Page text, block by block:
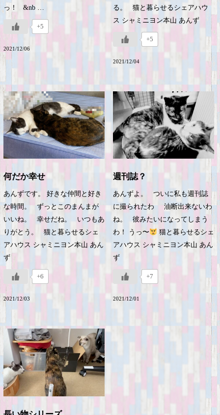
っ！ &nb …
+5
2021/12/06
る。 猫と暮らせるシェアハウ
ス シャミニヨン本山 あんず
+5
2021/12/04
何だか幸せ
あんずです。 好きな仲間と好き
な時間。 ずっとこのまんまが
いいね。 幸せだね。 いつもあ
りがとう。 猫と暮らせるシェ
アハウス シャミニヨン本山 あん
ず
+6
2021/12/03
週刊誌？
あんずよ。 ついに私も週刊誌
に撮られたわ 油断出来ないわ
ね。 彼みたいになってしまう
わ！ うっ〜
猫と暮らせるシェ
アハウス シャミニヨン本山 あん
ず
+7
2021/12/01